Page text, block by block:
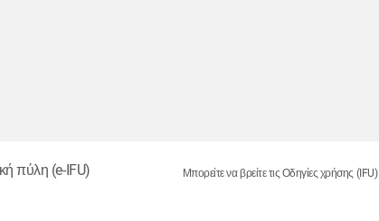
πύλη (e-IFU) Μπορείτε να βρείτε τις Οδηγίες χρήσης